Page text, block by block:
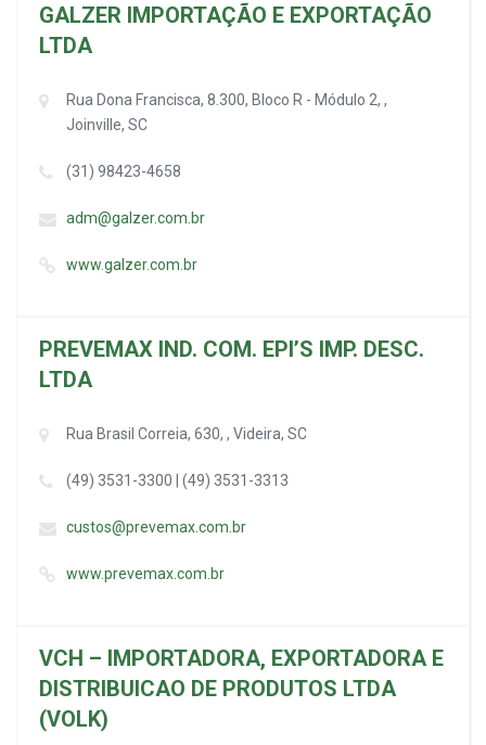
GALZER IMPORTAÇÃO E EXPORTAÇÃO
LTDA
Rua Dona Francisca, 8.300, Bloco R - Módulo 2, ,
Joinville, SC
(31) 98423-4658
adm@galzer.com.br
www.galzer.com.br
PREVEMAX IND. COM. EPI’S IMP. DESC.
LTDA
Rua Brasil Correia, 630, , Videira, SC
(49) 3531-3300 | (49) 3531-3313
custos@prevemax.com.br
www.prevemax.com.br
VCH – IMPORTADORA, EXPORTADORA E
DISTRIBUICAO DE PRODUTOS LTDA
(VOLK)